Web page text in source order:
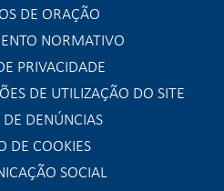
DE ORAÇÃO
NORMATIVO
PRIVACIDADE
DE UTILIZAÇÃO DO SITE
DENÚNCIAS
DE COOKIES
SOCIAL